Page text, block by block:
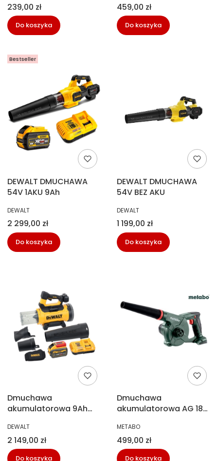
Cena
239,00 zł
Do koszyka
Cena
459,00 zł
Do koszyka
Bestseller
DEWALT DMUCHAWA
54V 1AKU 9Ah
PRODUCENT
DEWALT
Cena
2 299,00 zł
Do koszyka
DEWALT DMUCHAWA
54V BEZ AKU
PRODUCENT
DEWALT
Cena
1 199,00 zł
Do koszyka
Dmuchawa
akumulatorowa 9Ah
PRODUCENT
DEWALT
Cena
2 149,00 zł
Do koszyka
Dmuchawa
akumulatorowa AG 18
602242850
PRODUCENT
METABO
Cena
499,00 zł
Do koszyka